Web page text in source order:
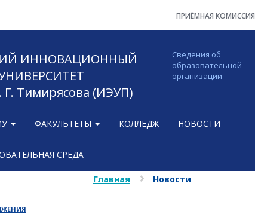
ПРИЁМНАЯ КОМИССИЯ
ИННОВАЦИОННЫЙ
Г. Тимирясова (ИЭУП)
Сведения об
образовательной
организации
ФАКУЛЬТЕТЫ КОЛЛЕДЖ НОВОСТИ
СРЕДА
Главная Новости